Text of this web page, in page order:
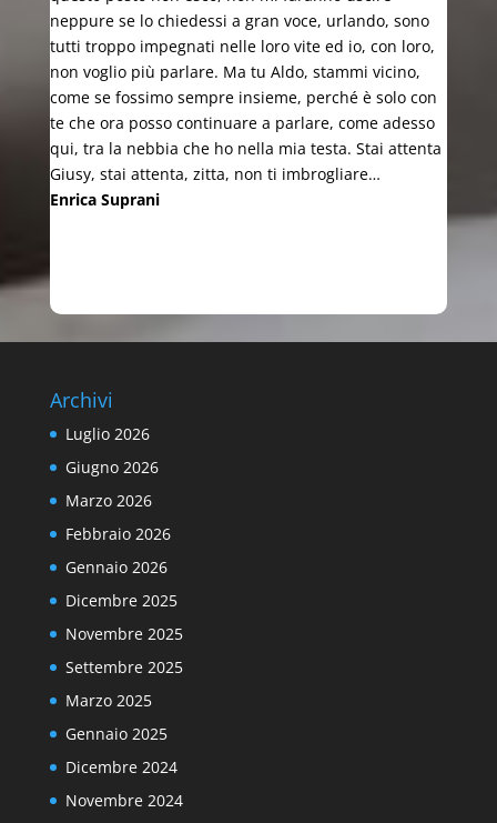
neppure se lo chiedessi a gran voce, urlando, sono
tutti troppo impegnati nelle loro vite ed io, con loro,
non voglio più parlare. Ma tu Aldo, stammi vicino,
come se fossimo sempre insieme, perché è solo con
te che ora posso continuare a parlare, come adesso
qui, tra la nebbia che ho nella mia testa. Stai attenta
Giusy, stai attenta, zitta, non ti imbrogliare…
Enrica Suprani
Archivi
Luglio 2026
Giugno 2026
Marzo 2026
Febbraio 2026
Gennaio 2026
Dicembre 2025
Novembre 2025
Settembre 2025
Marzo 2025
Gennaio 2025
Dicembre 2024
Novembre 2024